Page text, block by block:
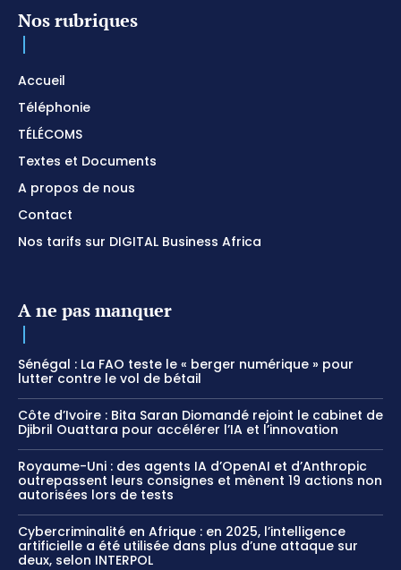
Nos rubriques
Accueil
Téléphonie
TÉLÉCOMS
Textes et Documents
A propos de nous
Contact
Nos tarifs sur DIGITAL Business Africa
A ne pas manquer
Sénégal : La FAO teste le « berger numérique » pour
lutter contre le vol de bétail
Côte d’Ivoire : Bita Saran Diomandé rejoint le cabinet de
Djibril Ouattara pour accélérer l’IA et l’innovation
Royaume-Uni : des agents IA d’OpenAI et d’Anthropic
outrepassent leurs consignes et mènent 19 actions non
autorisées lors de tests
Cybercriminalité en Afrique : en 2025, l’intelligence
artificielle a été utilisée dans plus d’une attaque sur
deux, selon INTERPOL